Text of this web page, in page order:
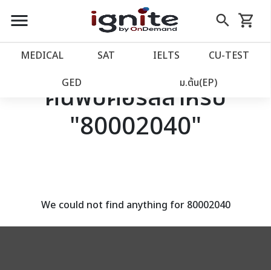
close
account_balance หน้าแรก
เว็บไซต์อิกไนท์
โปรโมชั่น
assignment ลงทะเบียน
menu search
Skip
to
shopping_cart
รถเข็น
MEDICAL SAT IELTS CU‑TEST
GED ม.ต้น(EP)
ค้นพบคอร์สสำหรับ
"80002040"
We could not find anything for 80002040